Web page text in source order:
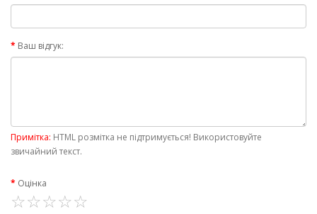
Ваш відгук:
Примітка: HTML розмітка не підтримується! Використовуйте
звичайний текст.
Оцінка